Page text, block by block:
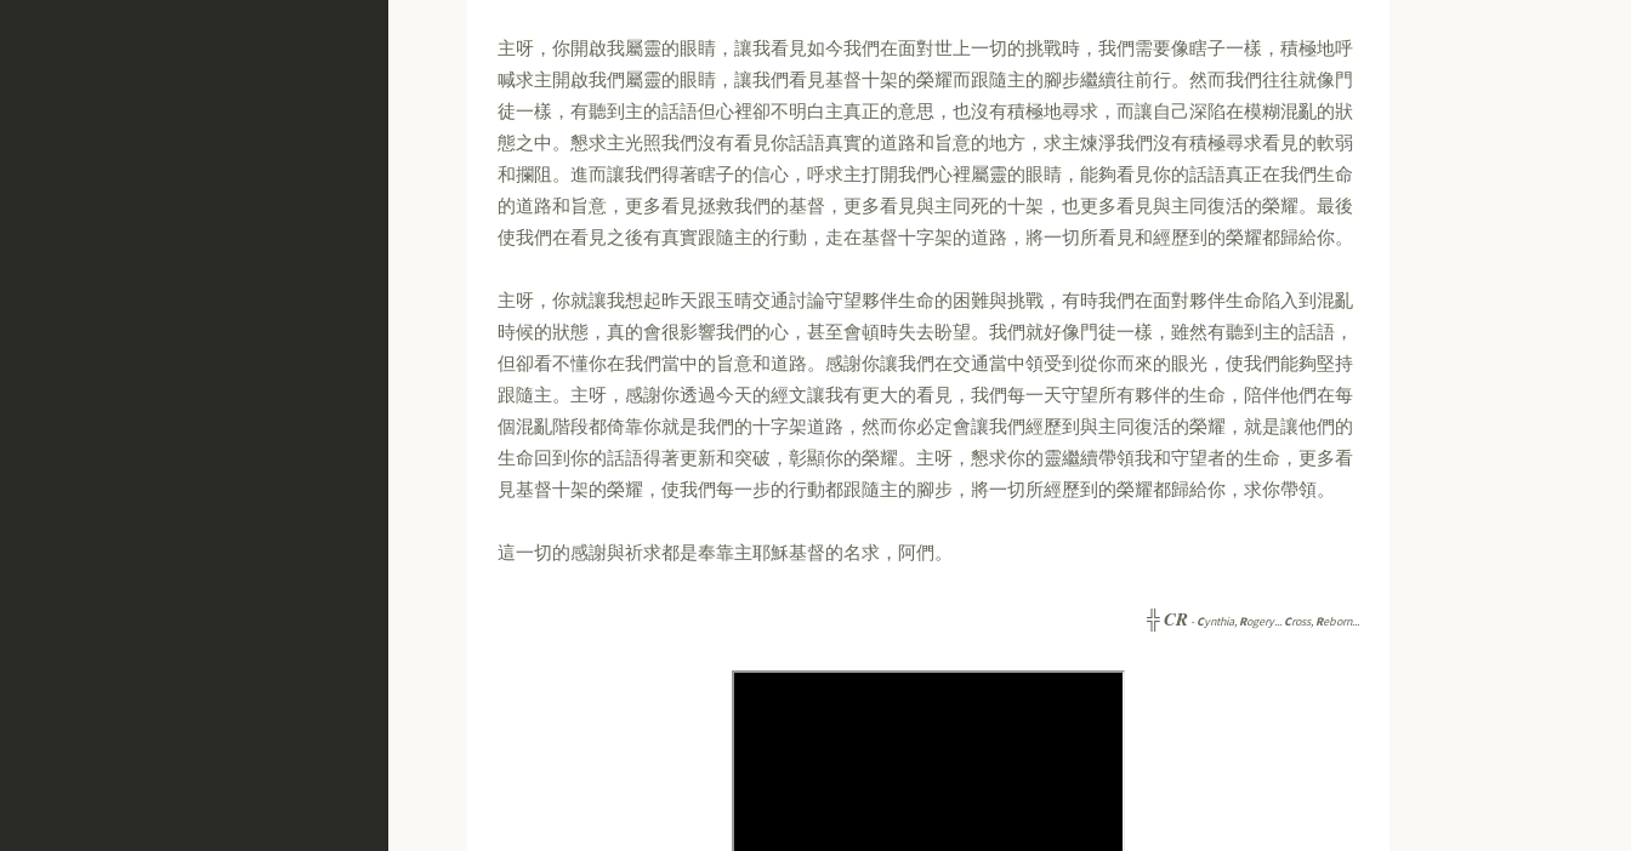
主呀，你開啟我屬靈的眼睛，讓我看見如今我們在面對世上一切的挑戰時，我們需要像瞎子一樣，積極地呼
喊求主開啟我們屬靈的眼睛，讓我們看見基督十架的榮耀而跟隨主的腳步繼續往前行。然而我們往往就像門
徒一樣，有聽到主的話語但心裡卻不明白主真正的意思，也沒有積極地尋求，而讓自己深陷在模糊混亂的狀
態之中。懇求主光照我們沒有看見你話語真實的道路和旨意的地方，求主煉淨我們沒有積極尋求看見的軟弱
和攔阻。進而讓我們得著瞎子的信心，呼求主打開我們心裡屬靈的眼睛，能夠看見你的話語真正在我們生命
的道路和旨意，更多看見拯救我們的基督，更多看見與主同死的十架，也更多看見與主同復活的榮耀。最後
使我們在看見之後有真實跟隨主的行動，走在基督十字架的道路，將一切所看見和經歷到的榮耀都歸給你。
主呀，你就讓我想起昨天跟玉晴交通討論守望夥伴生命的困難與挑戰，有時我們在面對夥伴生命陷入到混亂
時候的狀態，真的會很影響我們的心，甚至會頓時失去盼望。我們就好像門徒一樣，雖然有聽到主的話語，
但卻看不懂你在我們當中的旨意和道路。感謝你讓我們在交通當中領受到從你而來的眼光，使我們能夠堅持
跟隨主。主呀，感謝你透過今天的經文讓我有更大的看見，我們每一天守望所有夥伴的生命，陪伴他們在每
個混亂階段都倚靠你就是我們的十字架道路，然而你必定會讓我們經歷到與主同復活的榮耀，就是讓他們的
生命回到你的話語得著更新和突破，彰顯你的榮耀。主呀，懇求你的靈繼續帶領我和守望者的生命，更多看
見基督十架的榮耀，使我們每一步的行動都跟隨主的腳步，將一切所經歷到的榮耀都歸給你，求你帶領。
這一切的感謝與祈求都是奉靠主耶穌基督的名求，阿們。
╬CR -Cynthia, Rogery... Cross, Reborn...